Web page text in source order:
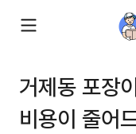
거제동 포장
비용이 줄어